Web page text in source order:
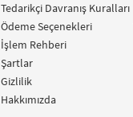
Tedarikçi Davranış Kuralları
Ödeme Seçenekleri
İşlem Rehberi
Şartlar
Gizlilik
Hakkımızda